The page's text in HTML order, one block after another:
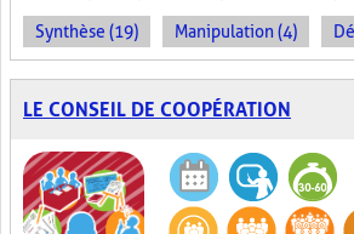
Synthèse (19) Manipulation (4)
LE CONSEIL DE COOPÉRATION